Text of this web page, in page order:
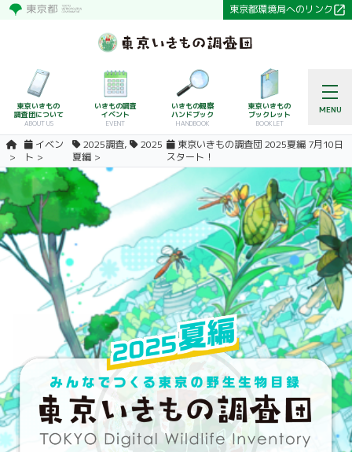
東京都環境局へのリンク
MENU
東京いきもの
調査団について
ABOUT US
いきもの調査
イベント
EVENT
いきもの観察
ハンドブック
HANDBOOK
東京いきもの
ブックレット
BOOKLET
イベン
ト
2025調査,
2025
夏編
東京いきもの調査団 2025夏編 7月10日
スタート！